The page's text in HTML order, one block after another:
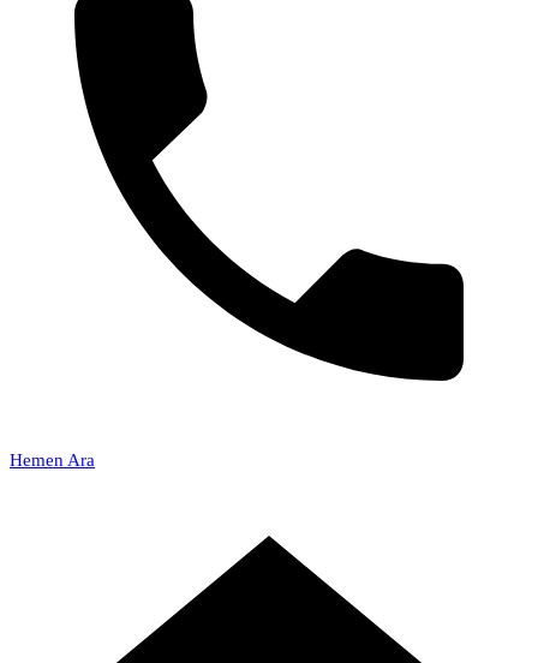
Hemen Ara